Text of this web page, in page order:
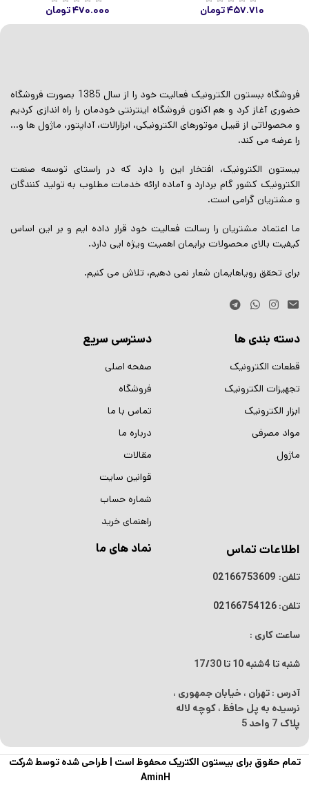
۴۵۷.۷۱۰تومان ۴۷۰.۰۰۰تومان
فروشگاه ببستون الکترونیک فعالیت خود را از سال 1385 بصورت فروشگاه
حضوری آغاز کرد و هم اکنون فروشگاه اینترنتی خودمان را راه اندازی کردیم
و محصولاتی از قبیل موتورهای الکترونیکی، ابزارالات، آداپتور، ماژول ها و…
را عرضه می کند.
بیستون الکترونیک، افتخار این را دارد که در راستای توسعه صنعت
الکترونیک کشور گام بردارد و آماده ارائه خدمات مطلوب به تولید کنندگان
و مشتریان گرامی است.
ما اعتماد مشتریان را رسالت فعالیت خود قرار داده ایم و بر این اساس
کیفیت بالای محصولات برایمان اهمیت ویژه ایی دارد.
برای تحقق رویاهایمان شعار نمی دهیم، تلاش می کنیم.
دسته بندی ها
قطعات الکترونیک
تجهیزات الکترونیک
ابزار الکترونیک
مواد مصرفی
ماژول
دسترسی سریع
صفحه اصلی
فروشگاه
تماس با ما
درباره ما
مقالات
قوانین سایت
شماره حساب
راهنمای خرید
اطلاعات تماس
تلفن: 02166753609
تلفن: 02166754126
ساعت کاری :
شنبه تا 4شنبه 10 تا 17/30
آدرس : تهران ، خیابان جمهوری ،
نرسیده به پل حافظ ، کوچه لاله
پلاک 7 واحد 5
نماد های ما
تمام حقوق برای بیستون الکتریک محفوظ است | طراحی شده توسط شرکت
AminH